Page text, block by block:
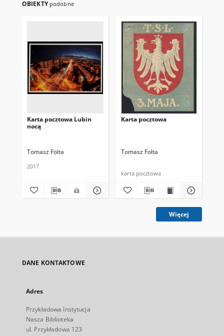
OBIEKTY podobne
Karta pocztowa Lubin
nocą
Tomasz Folta
2017
Karta pocztowa
Tomasz Folta
karta pocztowa
Więcej
DANE KONTAKTOWE
Adres
Przykładowa Instytucja
Nasza Biblioteka
ul. Przykładowa 123